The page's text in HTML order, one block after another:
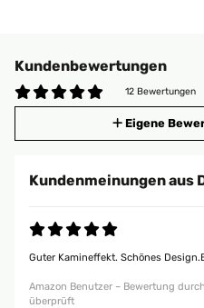
Kundenbewertungen
12 Bewertungen
Eigene
Kundenmeinungen aus
Guter Kamineffekt. Schönes
Amazon Benutzer – Bewertung
überprüft